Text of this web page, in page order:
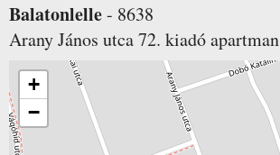
Balatonlelle- 8638
Arany János utca 72. kiadó apartman
+
−